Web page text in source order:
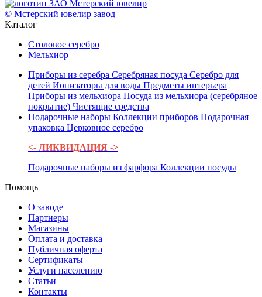
© Мстерский ювелир завод
Каталог
Столовое серебро
Мельхиор
Приборы из серебра Серебряная посуда Серебро для
детей Ионизаторы для воды Предметы интерьера
Приборы из мельхиора Посуда из мельхиора (серебряное
покрытие) Чистящие средства
Подарочные наборы Коллекции приборов Подарочная
упаковка Церковное серебро
<- ЛИКВИДАЦИЯ ->
Подарочные наборы из фарфора Коллекции посуды
Помощь
О заводе
Партнеры
Магазины
Оплата и доставка
Публичная оферта
Сертификаты
Услуги населению
Статьи
Контакты